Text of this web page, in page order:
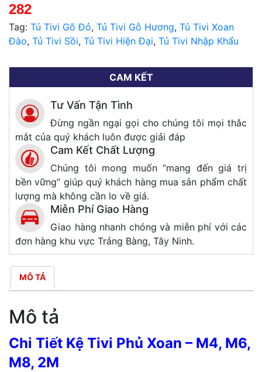
282
Tag: Tủ Tivi Gõ Đỏ, Tủ Tivi Gỗ Hương, Tủ Tivi Xoan
Đào, Tủ Tivi Sồi, Tủ Tivi Hiện Đại, Tủ Tivi Nhập Khẩu
CAM KẾT
Tư Vấn Tận Tình
Đừng ngần ngại gọi cho chúng tôi mọi thắc
mắt của quý khách luôn được giải đáp
Cam Kết Chất Lượng
Chúng tôi mong muốn “mang đến giá trị
bền vững” giúp quý khách hàng mua sản phẩm chất
lượng mà không cần lo về giá.
Miễn Phí Giao Hàng
Giao hàng nhanh chóng và miễn phí với các
đơn hàng khu vực Trảng Bàng, Tây Ninh.
MÔ TẢ
Mô tả
Chi Tiết Kệ Tivi Phủ Xoan – M4, M6,
M8, 2M